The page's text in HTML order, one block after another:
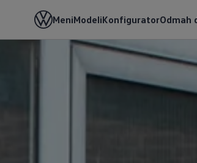
MeniModeliKonfiguratorOdmah